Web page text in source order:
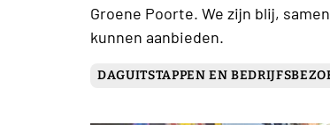
Groene Poorte. We zijn blij,
kunnen aanbieden.
DAGUITSTAPPEN EN